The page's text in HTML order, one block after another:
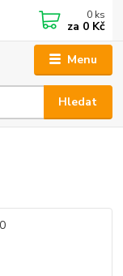
Menu
Hledat
0 ks
za 0 Kč